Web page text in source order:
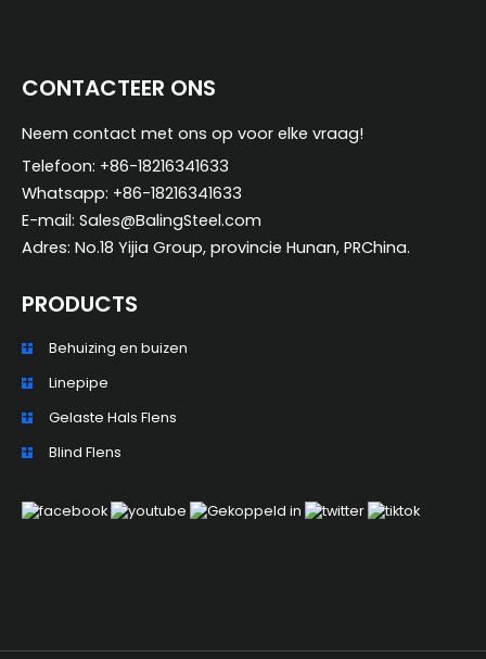
CONTACTEER ONS
Neem contact met ons op voor elke vraag!
Telefoon: +86-18216341633
Whatsapp: +86-18216341633
E-mail: Sales@BalingSteel.com
Adres: No.18 Yijia Group, provincie Hunan, PRChina.
PRODUCTS
Behuizing en buizen
Linepipe
Gelaste Hals Flens
Blind Flens
DE
KO